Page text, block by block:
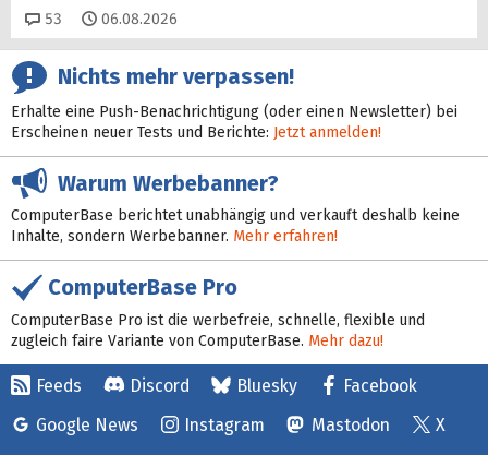
53 Kommentare
06.08.2026
Nichts mehr verpassen!
Erhalte eine Push-Benachrichtigung (oder einen Newsletter) bei
Erscheinen neuer Tests und Berichte: Jetzt anmelden!
Warum Werbebanner?
ComputerBase berichtet unabhängig und verkauft deshalb keine
Inhalte, sondern Werbebanner. Mehr erfahren!
ComputerBase Pro
ComputerBase Pro ist die werbefreie, schnelle, flexible und
zugleich faire Variante von ComputerBase. Mehr dazu!
Feeds Discord Bluesky
Facebook
Google News
Instagram Mastodon
X